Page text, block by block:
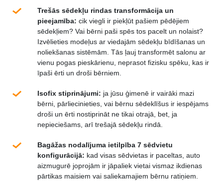
Trešās sēdekļu rindas transformācija un
pieejamība: cik viegli ir piekļūt pašiem pēdējiem
sēdekļiem? Vai bērni paši spēs tos pacelt un nolaist?
Izvēlieties modeļus ar viedajām sēdekļu bīdīšanas un
noliekšanas sistēmām. Tās ļauj transformēt salonu ar
vienu pogas pieskārienu, neprasot fizisku spēku, kas ir
īpaši ērti un droši bērniem.
Isofix stiprinājumi: ja jūsu ģimenē ir vairāki mazi
bērni, pārliecinieties, vai bērnu sēdeklīšus ir iespējams
droši un ērti nostiprināt ne tikai otrajā, bet, ja
nepieciešams, arī trešajā sēdekļu rindā.
Bagāžas nodalījuma ietilpība 7 sēdvietu
konfigurācijā: kad visas sēdvietas ir paceltas, auto
aizmugurē joprojām ir jāpaliek vietai vismaz ikdienas
pārtikas maisiem vai saliekamajiem bērnu ratiņiem.